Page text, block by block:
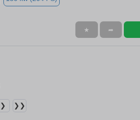
★ ➦
❯ ❯❯